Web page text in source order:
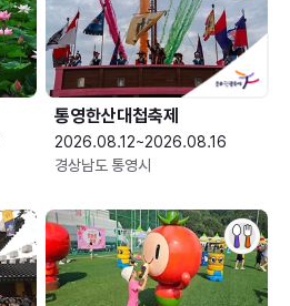
통영한산대첩축제
2026.08.12~2026.08.16
경상남도 통영시